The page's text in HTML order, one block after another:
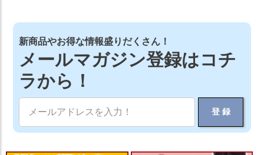
新商品やお得な情報盛りだくさん！
メールマガジン登録はコチ
ラから！